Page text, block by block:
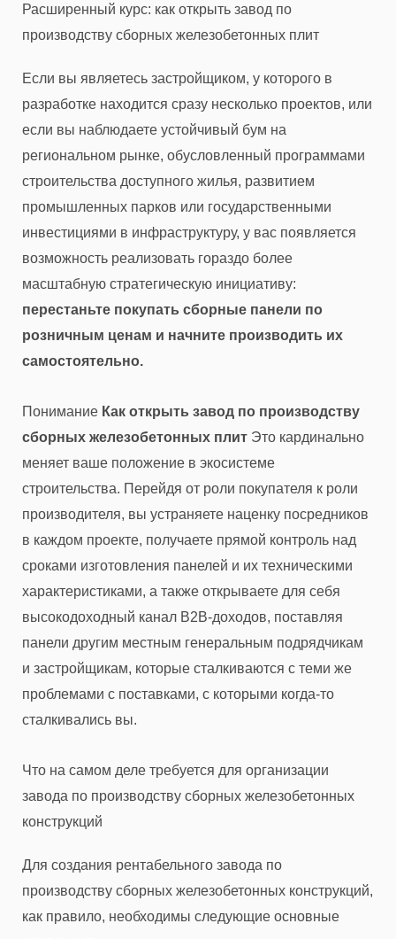
Расширенный курс: как открыть завод по
производству сборных железобетонных плит
Если вы являетесь застройщиком, у которого в
разработке находится сразу несколько проектов, или
если вы наблюдаете устойчивый бум на
региональном рынке, обусловленный программами
строительства доступного жилья, развитием
промышленных парков или государственными
инвестициями в инфраструктуру, у вас появляется
возможность реализовать гораздо более
масштабную стратегическую инициативу:
перестаньте покупать сборные панели по
розничным ценам и начните производить их
самостоятельно.
Понимание Как открыть завод по производству
сборных железобетонных плит Это кардинально
меняет ваше положение в экосистеме
строительства. Перейдя от роли покупателя к роли
производителя, вы устраняете наценку посредников
в каждом проекте, получаете прямой контроль над
сроками изготовления панелей и их техническими
характеристиками, а также открываете для себя
высокодоходный канал B2B-доходов, поставляя
панели другим местным генеральным подрядчикам
и застройщикам, которые сталкиваются с теми же
проблемами с поставками, с которыми когда-то
сталкивались вы.
Что на самом деле требуется для организации
завода по производству сборных железобетонных
конструкций
Для создания рентабельного завода по
производству сборных железобетонных конструкций,
как правило, необходимы следующие основные